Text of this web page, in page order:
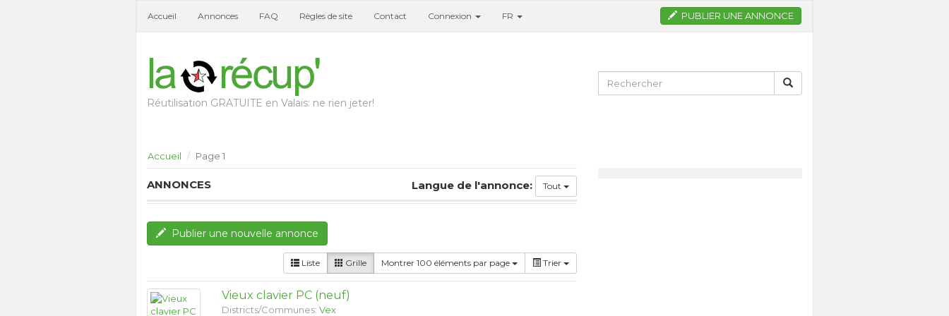
Accueil Annonces FAQ Règles de site Contact Connexion FR PUBLIER UNE ANNONCE
Réutilisation GRATUITE en Valais: ne rien jeter!
Accueil Page 1
ANNONCES Langue de l'annonce: Tout
Publier une nouvelle annonce
Liste Grille Montrer 100 éléments par page Trier
Vieux clavier PC (neuf)
Districts/Communes:Vex